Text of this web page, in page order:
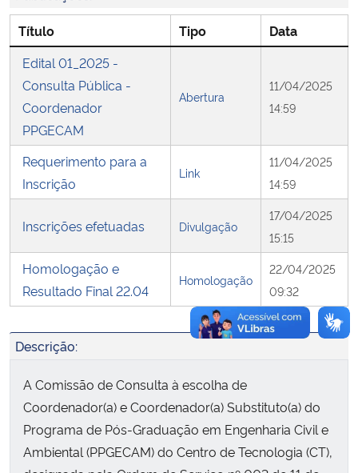
Secretaria-Geral
Secretaria de Governo
Advocacia-Geral da União
Título Tipo
Data
Edital 01_2025 -
Consulta Pública -
Coordenador
PPGECAM
Abertura
11/04/2025
14:59
Requerimento para a
Inscrição
Link
11/04/2025
14:59
Inscrições efetuadas Divulgação
17/04/2025
15:15
Homologação e
Resultado Final 22.04
Homologação
22/04/2025
09:32
Descrição:
A Comissão de Consulta à escolha de
Coordenador(a) e Coordenador(a) Substituto(a) do
Programa de Pós-Graduação em Engenharia Civil e
Ambiental (PPGECAM) do Centro de Tecnologia (CT),